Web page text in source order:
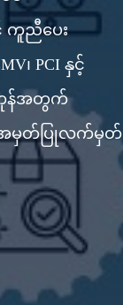
ကူညီပေး
၊ PCI နှင့်
ကုန်အတွက်
မှတ်ပြုလက်မှတ်